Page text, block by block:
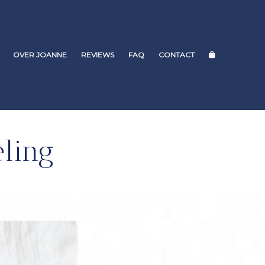
OVER JOANNE REVIEWS FAQ CONTACT